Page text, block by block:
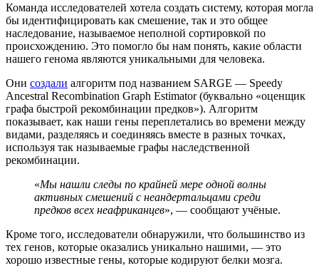
Команда исследователей хотела создать систему, которая могла
бы идентифицировать как смешение, так и это общее
наследование, называемое неполной сортировкой по
происхождению. Это помогло бы нам понять, какие области
нашего генома являются уникальными для человека.
Они создали алгоритм под названием SARGE — Speedy
Ancestral Recombination Graph Estimator (буквально «оценщик
графа быстрой рекомбинации предков»). Алгоритм
показывает, как наши гены переплетались во времени между
видами, разделяясь и соединяясь вместе в разных точках,
используя так называемые графы наследственной
рекомбинации.
«Мы нашли следы по крайней мере одной волны
активных смешений с неандертальцами среди
предков всех неафриканцев», — сообщают учёные.
Кроме того, исследователи обнаружили, что большинство из
тех генов, которые оказались уникально нашими, — это
хорошо известные гены, которые кодируют белки мозга.